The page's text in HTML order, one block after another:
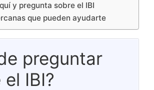
y pregunta sobre el IBI
que pueden ayudarte
preguntar
IBI?